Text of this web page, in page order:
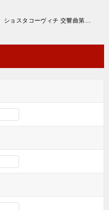
ショスタコーヴィチ 交響曲第6番